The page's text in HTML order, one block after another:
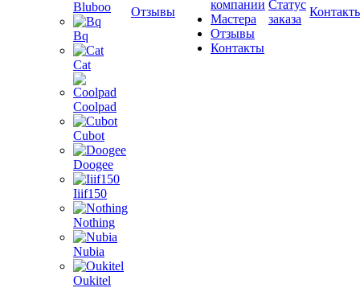
Bluboo
Bq
Cat
Coolpad
Cubot
Doogee
Iiif150
Nothing
Nubia
Oukitel
Отзывы
компании
Мастера
Отзывы
Контакты
Статус
заказа